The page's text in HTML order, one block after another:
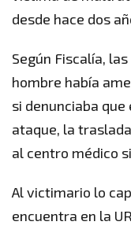
desde hace dos
Según Fiscalía,
hombre había
si denunciaba
ataque, la
al centro médico
Al victimario lo
encuentra en la